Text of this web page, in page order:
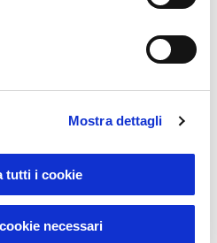
Mostra dettagli
tutti i cookie
necessari